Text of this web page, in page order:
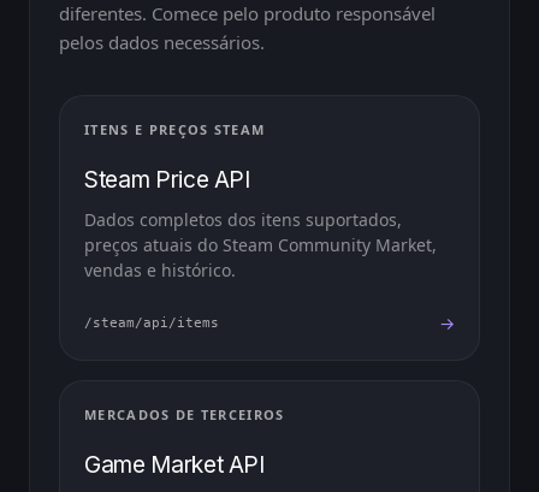
diferentes. Comece pelo produto responsável
pelos dados necessários.
ITENS E PREÇOS STEAM
Steam Price API
Dados completos dos itens suportados,
preços atuais do Steam Community Market,
vendas e histórico.
/steam/api/items →
MERCADOS DE TERCEIROS
Game Market API